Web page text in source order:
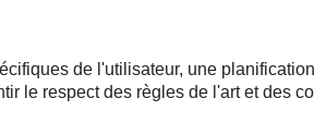
de l'utilisateur, une
le respect des règles de l'art et des